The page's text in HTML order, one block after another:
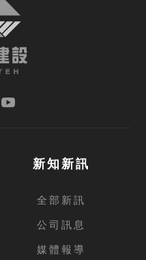
新知新訊
全部新訊
公司訊息
媒體報導